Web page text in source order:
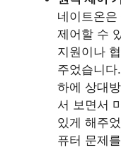
네이트온
제어할 수
지원이나
주었습니
하에 상대
서 보면서
있게 해주
퓨터 문제